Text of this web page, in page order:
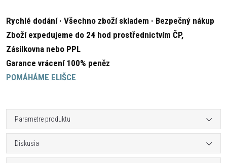
Rychlé dodání · Všechno zboží skladem · Bezpečný nákup
Zboží expedujeme do 24 hod prostřednictvím ČP,
Zásilkovna nebo PPL
Garance vrácení 100% peněz
POMÁHÁME ELIŠCE
Parametre produktu
Diskusia